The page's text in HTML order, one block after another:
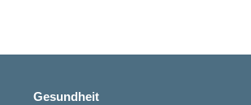
Gesundheit